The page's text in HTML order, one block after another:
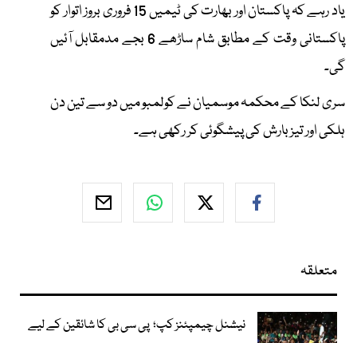
یاد رہے کہ پاکستان اور بھارت کی ٹیمیں 15 فروری بروز اتوار کو
پاکستانی وقت کے مطابق شام ساڑھے 6 بجے مدمقابل آئیں
گی۔
سری لنکا کے محکمہ موسمیان نے کولمبو میں دو سے تین دن
ہلکی اور تیز بارش کی پیشگوئی کر رکھی ہے۔
متعلقہ
نیشنل چیمپئنز کپ؛ پی سی بی کا شائقین کے لیے